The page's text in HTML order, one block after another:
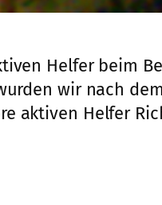
Helfer beim
wir nach
aktiven Helfer